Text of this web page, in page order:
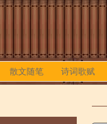
散文随笔 诗词歌赋